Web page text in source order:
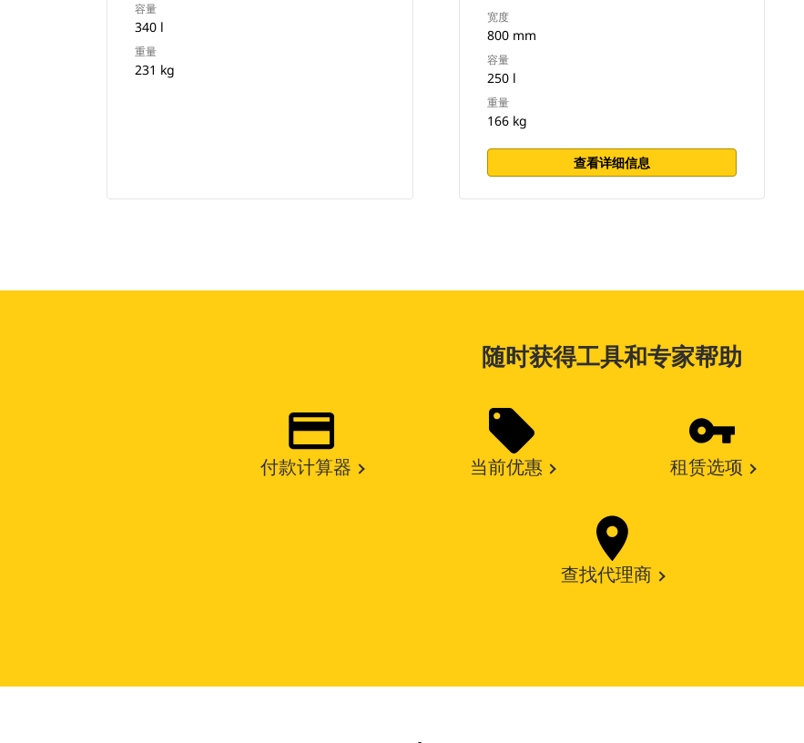
容量
340 l
重量
231 kg
宽度
800 mm
容量
250 l
重量
166 kg
查看详细信息
随时获得工具和专家帮助
付款计算器 当前优惠 租赁选项
查找代理商